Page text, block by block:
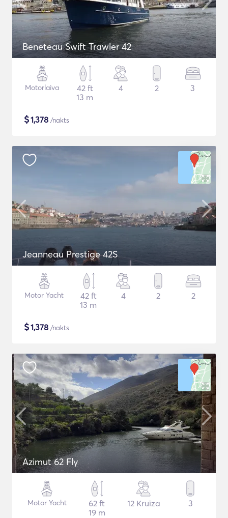
Beneteau Swift Trawler 42
Motorlaiva
42 ft
13 m
4 2 3
$1,378 /nakts
Jeanneau Prestige 42S
Motor Yacht
42 ft
13 m
4 2 2
$1,378 /nakts
Azimut 62 Fly
Motor Yacht
62 ft
19 m
12 Kruīza 3